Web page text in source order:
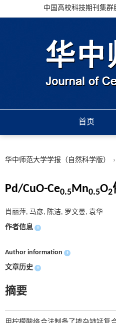
中国高校科技期刊集群
首页
华中师范大学学报（自然科学版）
Pd/CuO-Ce0.5Mn0.5O2
肖丽萍, 马彦, 陈洁, 罗文曼, 袁华
作者信息 +
Author information +
文章历史 +
摘要